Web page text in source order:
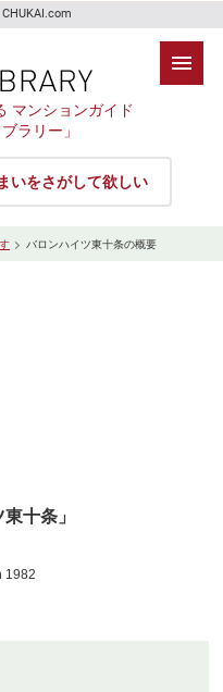
マンションガイド
ラリー」
いをさがして欲しい
バロンハイツ東十条の概要
十条」
1982